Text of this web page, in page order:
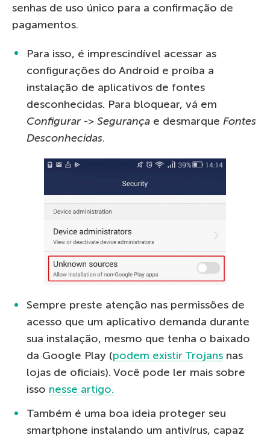
senhas de uso único para a confirmação de
pagamentos.
Para isso, é imprescindível acessar as
configurações do Android e proíba a
instalação de aplicativos de fontes
desconhecidas. Para bloquear, vá em
Configurar -> Segurança e desmarque Fontes
Desconhecidas.
Sempre preste atenção nas permissões de
acesso que um aplicativo demanda durante
sua instalação, mesmo que tenha o baixado
da Google Play (podem existir Trojans nas
lojas de oficiais). Você pode ler mais sobre
isso nesse artigo.
Também é uma boa ideia proteger seu
smartphone instalando um antivírus, capaz